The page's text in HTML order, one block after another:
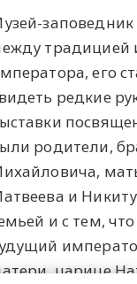
традицией
его
редкие
родители,
и
и с тем,
царице